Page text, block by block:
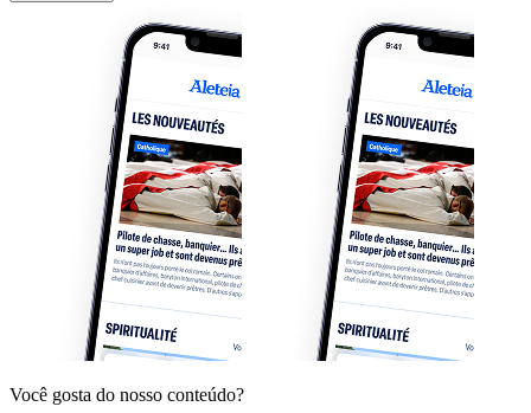
Você gosta do nosso conteúdo?